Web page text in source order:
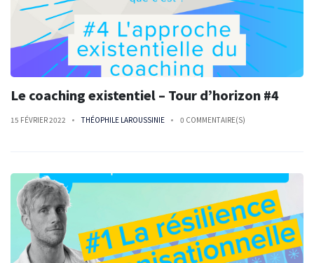
Le coaching existentiel – Tour d’horizon #4
15 FÉVRIER 2022 THÉOPHILE LAROUSSINIE 0 COMMENTAIRE(S)